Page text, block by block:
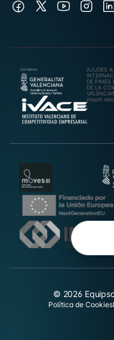
AJUDES A
DE PIMES
DE LA
Import
© 2026
Política de Cookies